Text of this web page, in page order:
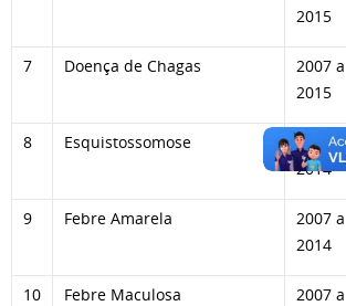
2015
7 Doença de Chagas
2007 a
2015
8 Esquistossomose
2008 a
2014
9 Febre Amarela
2007 a
2014
10 Febre Maculosa
2007 a